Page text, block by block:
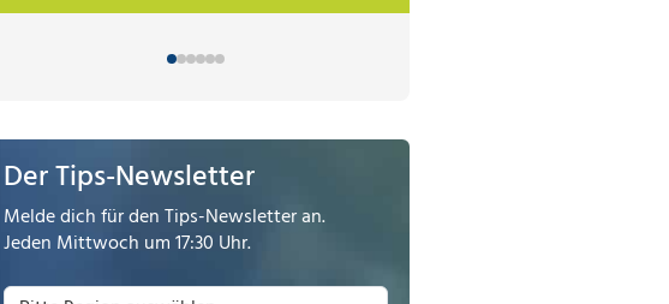
Der Tips-Newsletter
Melde dich für den Tips-Newsletter an.
Jeden Mittwoch um 17:30 Uhr.